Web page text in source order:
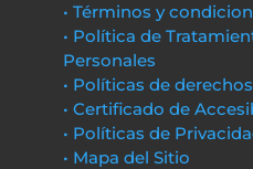
• Términos y
• Política de
Personales
• Políticas de
• Certificado de
• Políticas de
• Mapa del Sitio